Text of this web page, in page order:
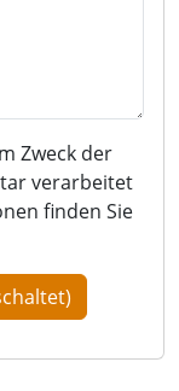
Zweck der
verarbeitet
finden Sie